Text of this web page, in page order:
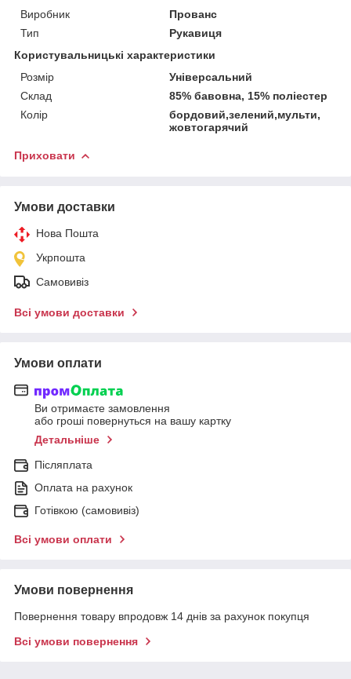
Виробник
Прованс
Тип
Рукавиця
Користувальницькі характеристики
Розмір
Універсальний
Склад
85% бавовна, 15% поліестер
Колір
бордовий,зелений,мульти,
жовтогарячий
Приховати
Умови доставки
Нова Пошта
Укрпошта
Самовивіз
Всі умови доставки
Умови оплати
Ви отримаєте замовлення
або гроші повернуться на вашу картку
Детальніше
Післяплата
Оплата на рахунок
Готівкою (самовивіз)
Всі умови оплати
Умови повернення
Повернення товару впродовж 14 днів за рахунок покупця
Всі умови повернення